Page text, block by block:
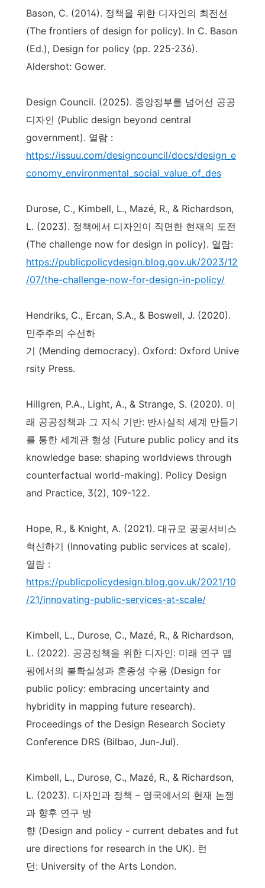
Bason, C. (2014). 정책을 위한 디자인의 최전선
(The frontiers of design for policy). In C. Bason
(Ed.), Design for policy (pp. 225-236).
Aldershot: Gower.
Design Council. (2025). 중앙정부를 넘어선 공공
디자인 (Public design beyond central
government). 열람 :
https://issuu.com/designcouncil/docs/design_e
conomy_environmental_social_value_of_des
Durose, C., Kimbell, L., Mazé, R., & Richardson,
L. (2023). 정책에서 디자인이 직면한 현재의 도전
(The challenge now for design in policy). 열람:
https://publicpolicydesign.blog.gov.uk/2023/12
/07/the-challenge-now-for-design-in-policy/
Hendriks, C., Ercan, S.A., & Boswell, J. (2020).
민주주의 수선하
기 (Mending democracy). Oxford: Oxford Unive
rsity Press.
Hillgren, P.A., Light, A., & Strange, S. (2020). 미
래 공공정책과 그 지식 기반: 반사실적 세계 만들기
를 통한 세계관 형성 (Future public policy and its
knowledge base: shaping worldviews through
counterfactual world-making). Policy Design
and Practice, 3(2), 109-122.
Hope, R., & Knight, A. (2021). 대규모 공공서비스
혁신하기 (Innovating public services at scale).
열람 :
https://publicpolicydesign.blog.gov.uk/2021/10
/21/innovating-public-services-at-scale/
Kimbell, L., Durose, C., Mazé, R., & Richardson,
L. (2022). 공공정책을 위한 디자인: 미래 연구 맵
핑에서의 불확실성과 혼종성 수용 (Design for
public policy: embracing uncertainty and
hybridity in mapping future research).
Proceedings of the Design Research Society
Conference DRS (Bilbao, Jun-Jul).
Kimbell, L., Durose, C., Mazé, R., & Richardson,
L. (2023). 디자인과 정책 – 영국에서의 현재 논쟁
과 향후 연구 방
향 (Design and policy - current debates and fut
ure directions for research in the UK). 런
던: University of the Arts London.